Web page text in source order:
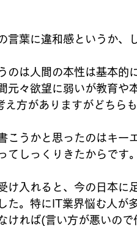
言葉に違和感というか、
のは人間の本性は基本的
元々欲望に弱いが教育や
方がありますがどちら
こうかと思ったのはキー
てしっくりきたからです。
け入れると、今の日本に
た。特にIT業界悩む人が
ければ(言い方が悪いの